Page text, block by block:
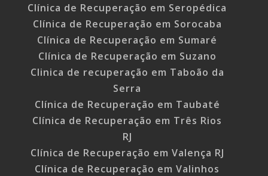
Clínica de Recuperação em Seropédica
Clínica de Recuperação em Sorocaba
Clínica de Recuperação em Sumaré
Clínica de Recuperação em Suzano
Clinica de recuperação em Taboão da
Serra
Clínica de Recuperação em Taubaté
Clínica de Recuperação em Três Rios
RJ
Clínica de Recuperação em Valença RJ
Clínica de Recuperação em Valinhos